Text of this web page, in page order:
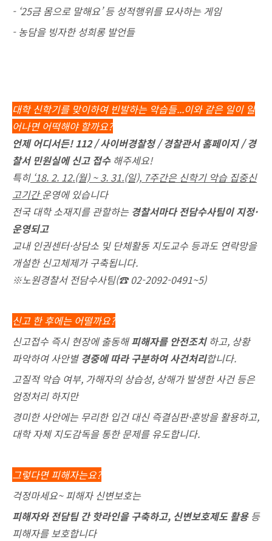
- ‘25금 몸으로 말해요’ 등 성적행위를 묘사하는 게임
- 농담을 빙자한 성희롱 발언들
대학 신학기를 맞이하여 빈발하는 악습들...이와 같은 일이 일
어나면 어떡해야 할까요?
언제 어디서든! 112 / 사이버경찰청 / 경찰관서 홈페이지 / 경
찰서 민원실에 신고 접수 해주세요!
특히‘18. 2. 12.(월) ~ 3. 31.(일), 7주간은 신학기 악습 집중신
고기간운영에 있습니다
전국 대학 소재지를 관할하는 경찰서마다 전담수사팀이 지정·
운영되고
교내 인권센터·상담소 및 단체활동 지도교수 등과도 연락망을
개설한 신고체제가 구축됩니다.
※노원경찰서 전담수사팀(☎ 02-2092-0491~5)
신고 한 후에는 어떨까요?
신고접수 즉시 현장에 출동해피해자를 안전조치 하고, 상황
파악하여 사안별 경중에 따라 구분하여 사건처리합니다.
고질적 악습 여부, 가해자의 상습성, 상해가 발생한 사건 등은
엄정처리 하지만
경미한 사안에는 무리한 입건 대신 즉결심판·훈방을 활용하고,
대학 자체 지도감독을 통한 문제를 유도합니다.
그렇다면 피해자는요?
걱정마세요~ 피해자 신변보호는
피해자와 전담팀 간 핫라인을 구축하고, 신변보호제도 활용 등
피해자를 보호합니다